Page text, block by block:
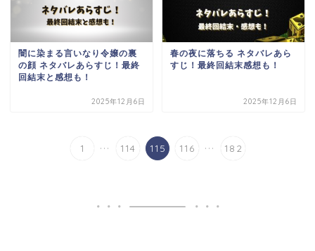
闇に染まる言いなり令嬢の裏
の顔 ネタバレあらすじ！最終
回結末と感想も！
2025年12月6日
春の夜に落ちる ネタバレあら
すじ！最終回結末感想も！
2025年12月6日
1 ... 114 115 116 ... 182